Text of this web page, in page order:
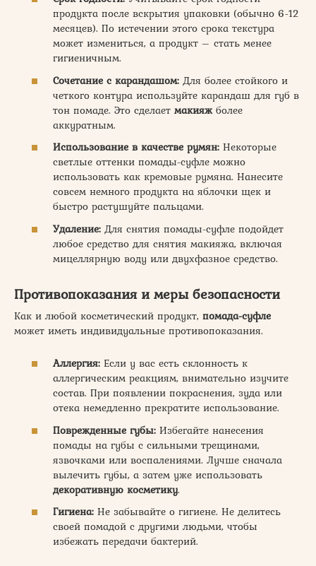
продукта после вскрытия упаковки (обычно 6-12
месяцев). По истечении этого срока текстура
может измениться, а продукт – стать менее
гигиеничным.
Сочетание с карандашом: Для более стойкого и
четкого контура используйте карандаш для губ в
тон помаде. Это сделает макияжболее
аккуратным.
Использование в качестве румян: Некоторые
светлые оттенки помады-суфле можно
использовать как кремовые румяна. Нанесите
совсем немного продукта на яблочки щек и
быстро растушуйте пальцами.
Удаление: Для снятия помады-суфле подойдет
любое средство для снятия макияжа, включая
мицеллярную воду или двухфазное средство.
Противопоказания и меры безопасности
Как и любой косметический продукт, помада-суфле
может иметь индивидуальные противопоказания.
Аллергия: Если у вас есть склонность к
аллергическим реакциям, внимательно изучите
состав. При появлении покраснения, зуда или
отека немедленно прекратите использование.
Поврежденные губы: Избегайте нанесения
помады на губы с сильными трещинами,
язвочками или воспалениями. Лучше сначала
вылечить губы, а затем уже использовать
декоративную косметику.
Гигиена: Не забывайте о гигиене. Не делитесь
своей помадой с другими людьми, чтобы
избежать передачи бактерий.